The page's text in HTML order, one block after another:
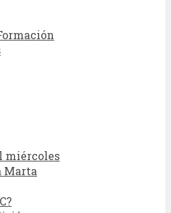
miércoles
Marta